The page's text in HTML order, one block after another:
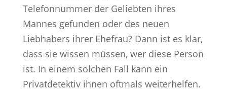
Telefonnummer der Geliebten ihres
Mannes gefunden oder des neuen
Liebhabers ihrer Ehefrau? Dann ist es klar,
dass sie wissen müssen, wer diese Person
ist. In einem solchen Fall kann ein
Privatdetektiv ihnen oftmals weiterhelfen.